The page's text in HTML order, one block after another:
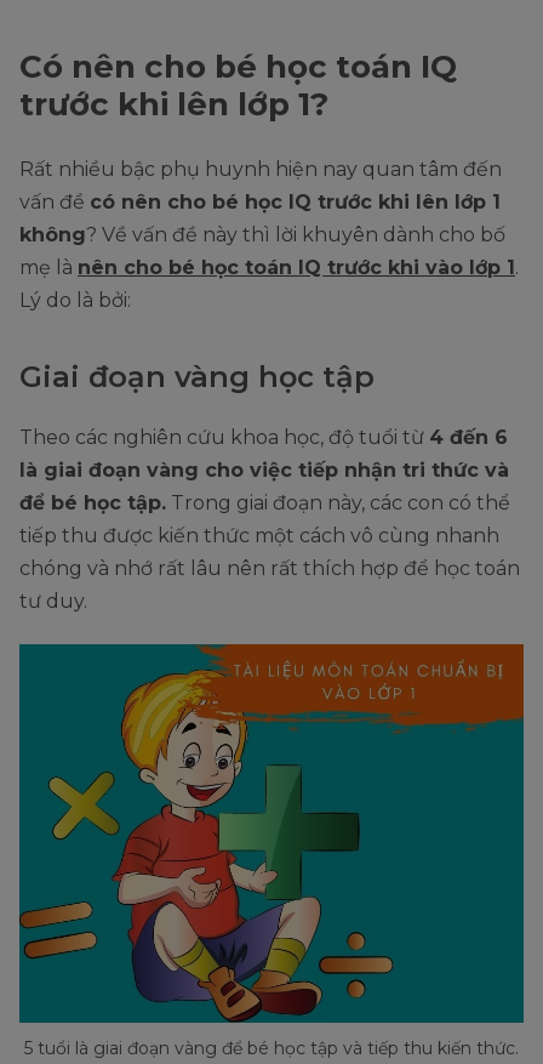
Có nên cho bé học toán IQ
trước khi lên lớp 1?
Rất nhiều bậc phụ huynh hiện nay quan tâm đến
vấn đề có nên cho bé học IQ trước khi lên lớp 1
không? Về vấn đề này thì lời khuyên dành cho bố
mẹ là nên cho bé học toán IQ trước khi vào lớp 1 .
Lý do là bởi:
Giai đoạn vàng học tập
Theo các nghiên cứu khoa học, độ tuổi từ 4 đến 6
là giai đoạn vàng cho việc tiếp nhận tri thức và
để bé học tập. Trong giai đoạn này, các con có thể
tiếp thu được kiến thức một cách vô cùng nhanh
chóng và nhớ rất lâu nên rất thích hợp để học toán
tư duy.
5 tuổi là giai đoạn vàng để bé học tập và tiếp thu kiến thức.